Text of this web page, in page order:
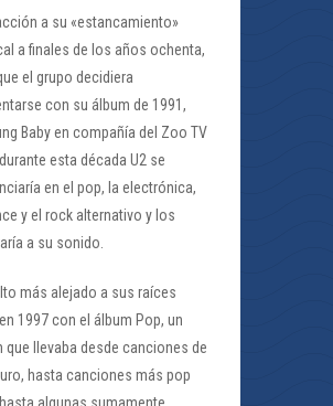
a su «estancamiento»
a finales de los años ochenta,
el grupo decidiera
con su álbum de 1991,
Baby en compañía del Zoo TV
esta década U2 se
en el pop, la electrónica,
y el rock alternativo y los
a su sonido.
más alejado a sus raíces
1997 con el álbum Pop, un
que llevaba desde canciones de
hasta canciones más pop
algunas sumamente